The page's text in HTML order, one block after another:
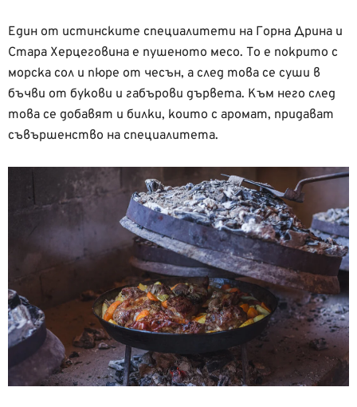
Един от истинските специалитети на Горна Дрина и
Стара Херцеговина е пушеното месо. То е покрито с
морска сол и пюре от чесън, а след това се суши в
бъчви от букови и габърови дървета. Към него след
това се добавят и билки, които с аромат, придават
съвършенство на специалитета.